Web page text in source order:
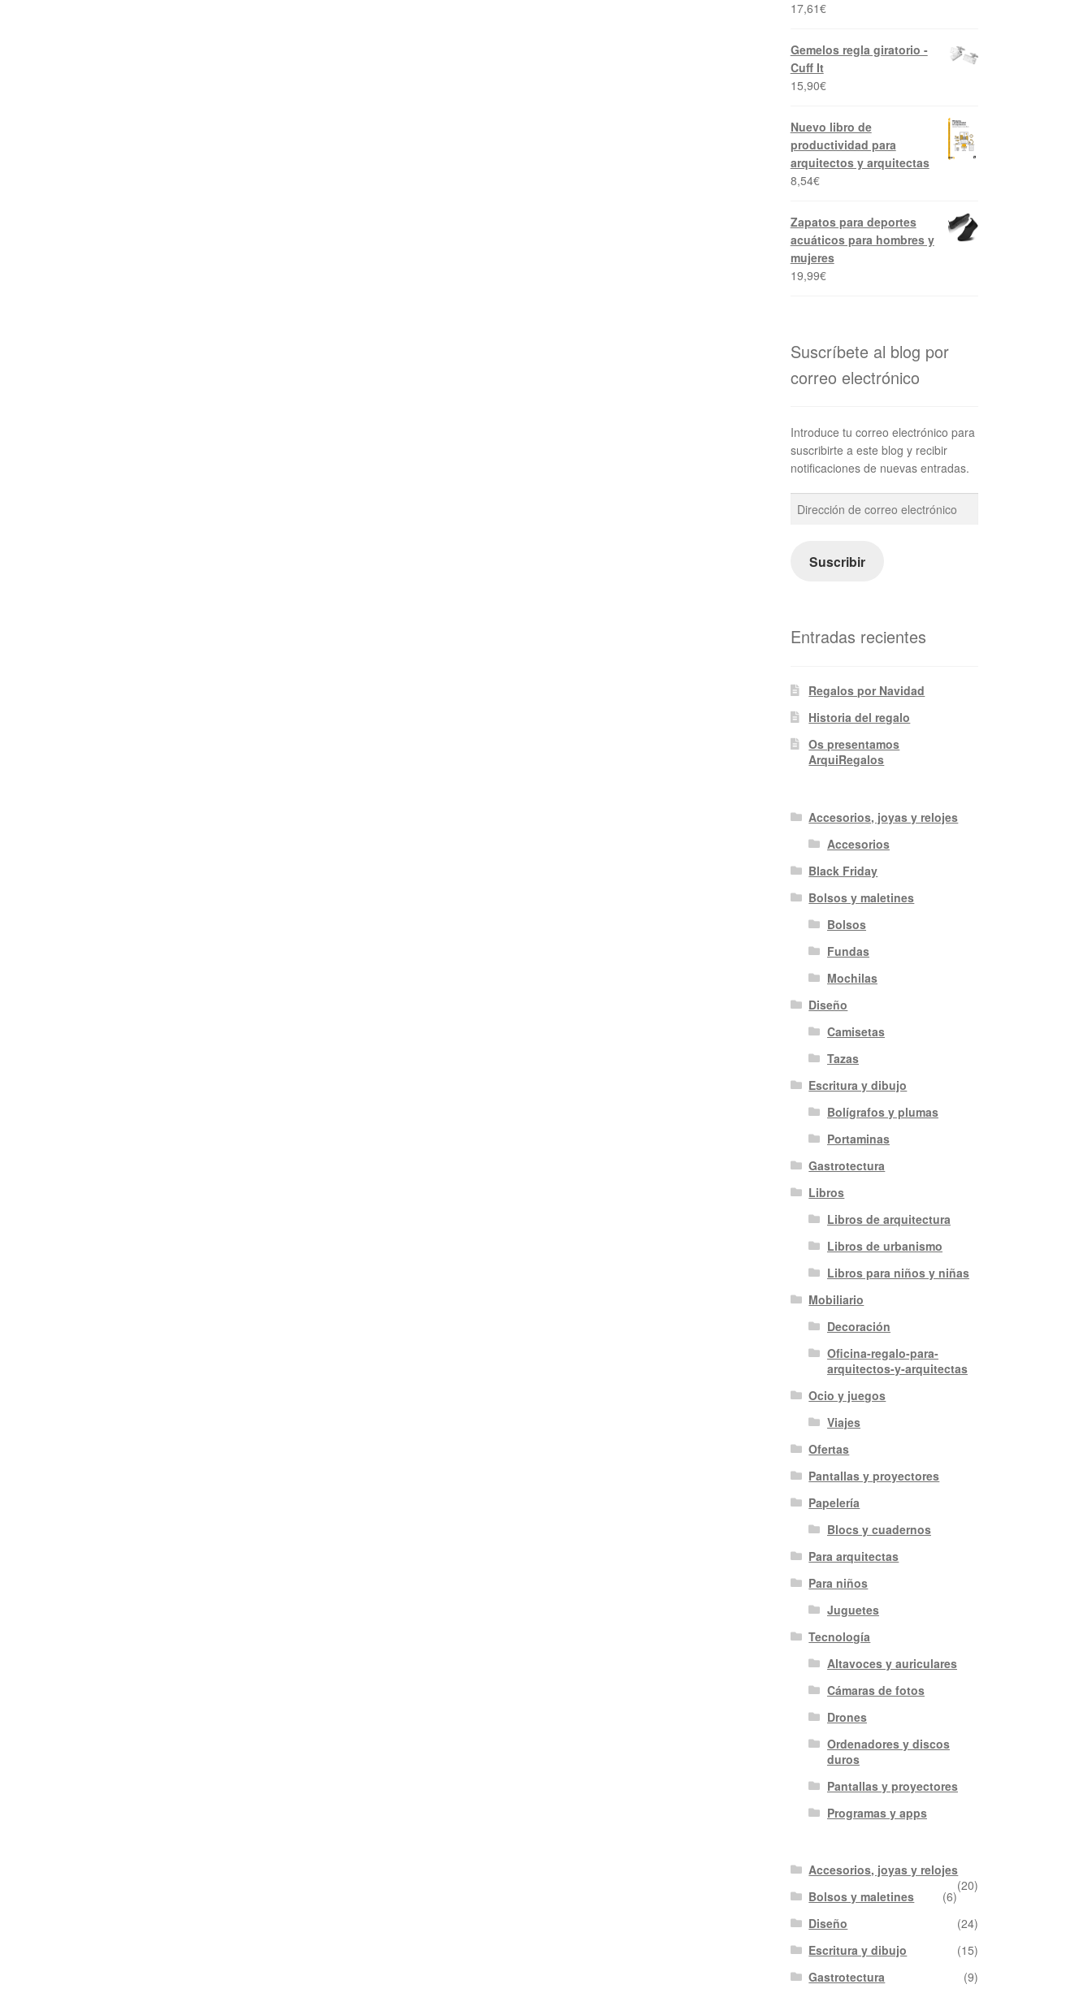
17,61€
Gemelos regla giratorio -
Cuff It
15,90€
Nuevo libro de
productividad para
arquitectos y arquitectas
8,54€
Zapatos para deportes
acuáticos para hombres y
mujeres
19,99€
Suscríbete al blog por
correo electrónico
Introduce tu correo electrónico para
suscribirte a este blog y recibir
notificaciones de nuevas entradas.
Dirección
de
electrónico
Suscribir
Entradas recientes
Regalos por Navidad
Historia del regalo
Os presentamos
ArquiRegalos
Accesorios, joyas y relojes
Accesorios
Black Friday
Bolsos y maletines
Bolsos
Fundas
Mochilas
Diseño
Camisetas
Tazas
Escritura y dibujo
Bolígrafos y plumas
Portaminas
Gastrotectura
Libros
Libros de arquitectura
Libros de urbanismo
Libros para niños y niñas
Mobiliario
Decoración
Oficina-regalo-para-
arquitectos-y-arquitectas
Ocio y juegos
Viajes
Ofertas
Pantallas y proyectores
Papelería
Blocs y cuadernos
Para arquitectas
Para niños
Juguetes
Tecnología
Altavoces y auriculares
Cámaras de fotos
Drones
Ordenadores y discos
duros
Pantallas y proyectores
Programas y apps
Accesorios, joyas y relojes
(20)
Bolsos y maletines
(6)
Diseño
(24)
Escritura y dibujo
(15)
Gastrotectura
(9)